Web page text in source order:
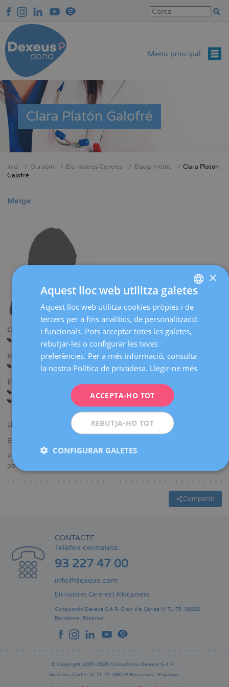
contingut
Menú principal
Clara Platón Galofré
Fil
Inici Qui som Els nostres Centres Equip mèdic
Clara Platón
Galofré
Metge
Centres:
Idiomes:
Català
Especialitats:
Guàrdies en sala de parts
Assessorament abans de l'Embaràs
Ginecologia General
Llicenciada en Medicina i Cirurgia.
Especialista en Ginecologia i Obstetrícia.
Participa en congressos nacionals i internacionals presentant
ponències i comunicacions.
Compartir
CONTACTE
Telèfon centraleta:
93 227 47 00
info@dexeus.com
Els nostres Centres | Allotjament
Consultorio Dexeus S.A.P. Gran Via Carles III 71-75. 08028
Barcelona. Espanya
© Copyright 2007-2026 Consultorio Dexeus S.A.P. -
Gran Via Carles III 71-75. 08028 Barcelona. Espanya.
SPANISH
CATALÀ
FRENCH
×
Aquest lloc web utilitza galetes
Aquest lloc web utilitza cookies pròpies i de
tercers per a fins analítics, de personalització
i funcionals. Pots acceptar totes les galetes,
rebutjar-les o configurar les teves
preferències. Per a més informació, consulta
la nostra Política de privadesa. Llegir-ne més
ACCEPTA-HO TOT
REBUTJA-HO TOT
CONFIGURAR GALETES